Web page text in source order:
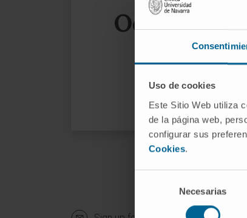
Uso de cookies
Este Sitio Web utiliza
de la página web,
configurar sus
Cookies.
consentimiento
Necesarias
Oops, the